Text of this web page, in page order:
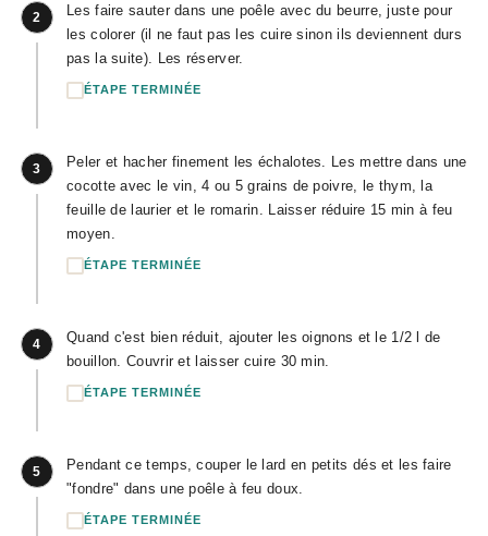
2
Les faire sauter dans une poêle avec du beurre, juste pour
les colorer (il ne faut pas les cuire sinon ils deviennent durs
pas la suite). Les réserver.
ÉTAPE TERMINÉE
3
Peler et hacher finement les échalotes. Les mettre dans une
cocotte avec le vin, 4 ou 5 grains de poivre, le thym, la
feuille de laurier et le romarin. Laisser réduire 15 min à feu
moyen.
ÉTAPE TERMINÉE
4
Quand c'est bien réduit, ajouter les oignons et le 1/2 l de
bouillon. Couvrir et laisser cuire 30 min.
ÉTAPE TERMINÉE
5
Pendant ce temps, couper le lard en petits dés et les faire
"fondre" dans une poêle à feu doux.
ÉTAPE TERMINÉE